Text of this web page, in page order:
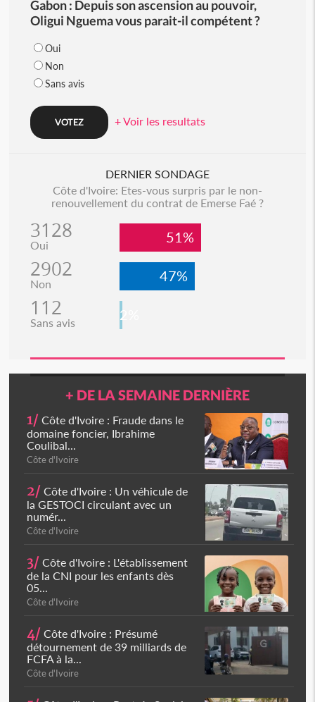
Gabon : Depuis son ascension au pouvoir,
Oligui Nguema vous parait-il compétent ?
Oui
Non
Sans avis
+ Voir les resultats
DERNIER SONDAGE
Côte d'Ivoire: Etes-vous surpris par le non-
renouvellement du contrat de Emerse Faé ?
3128
Oui 51%
2902
Non 47%
112
Sans avis 2%
+ DE LA SEMAINE DERNIÈRE
1/ Côte d'Ivoire : Fraude dans le
domaine foncier, Ibrahime
Coulibal...
Côte d'Ivoire
2/ Côte d'Ivoire : Un véhicule de
la GESTOCI circulant avec un
numér...
Côte d'Ivoire
3/ Côte d'Ivoire : L'établissement
de la CNI pour les enfants dès
05...
Côte d'Ivoire
4/ Côte d'Ivoire : Présumé
détournement de 39 milliards de
FCFA à la...
Côte d'Ivoire